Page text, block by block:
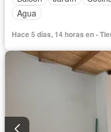
Agua
Hace 5 días, 14 horas en -